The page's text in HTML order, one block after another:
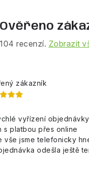
Ověřeno
104 recenzí. Zobrazit
zákazník
vyřízení
s platbou přes online
vše jsme telefonicky
odešla ještě